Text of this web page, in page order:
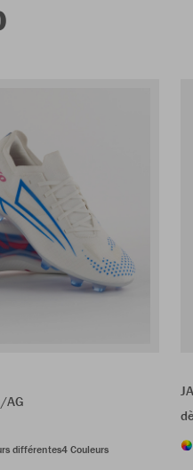
AG
différentes4 Couleurs